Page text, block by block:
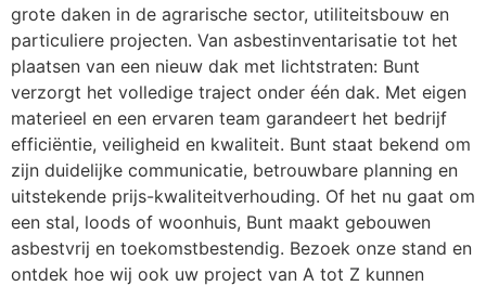
grote daken in de agrarische sector, utiliteitsbouw en
particuliere projecten. Van asbestinventarisatie tot het
plaatsen van een nieuw dak met lichtstraten: Bunt
verzorgt het volledige traject onder één dak. Met eigen
materieel en een ervaren team garandeert het bedrijf
efficiëntie, veiligheid en kwaliteit. Bunt staat bekend om
zijn duidelijke communicatie, betrouwbare planning en
uitstekende prijs-kwaliteitverhouding. Of het nu gaat om
een stal, loods of woonhuis, Bunt maakt gebouwen
asbestvrij en toekomstbestendig. Bezoek onze stand en
ontdek hoe wij ook uw project van A tot Z kunnen